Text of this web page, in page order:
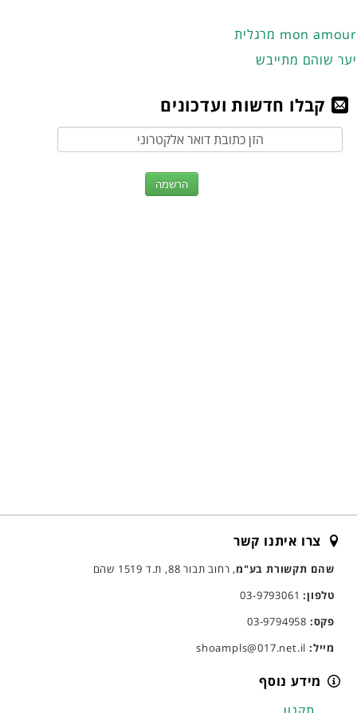
מרגלית mon amour
יער שוהם מתייבש
קבלו חדשות ועדכונים
צרו איתנו קשר
שהם תקשורת בע"מ, רחוב תבור 88, ת.ד 1519 שהם
טלפון:03-9793061
פקס:
מייל:
מידע נוסף